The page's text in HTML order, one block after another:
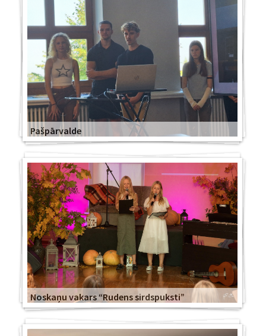
Pašpārvalde
Noskaņu vakars “Rudens sirdspuksti”